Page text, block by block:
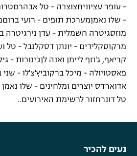
- עופר עציוניחצוצרה - טל
- שלו נאמןמערכת תופים - רועי
מוזסגיטרה חשמלית - עדן נירגיטרה
מרקוסקלידים - יונתן דסקלנבל - טל
קריאף, ג'וזף ליימן ואנה לןכינורות -
פאסטויולה - מיכל ברקוביץ'צ'לו -
אדוארדס יוצרים ומלחינים - שלו
טל דונרחזור לרשימת האירועים..
נעים להכיר